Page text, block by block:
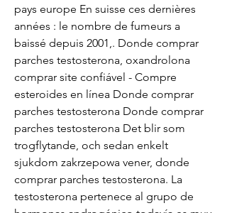
pays europe En suisse ces dernières
années : le nombre de fumeurs a
baissé depuis 2001,. Donde comprar
parches testosterona, oxandrolona
comprar site confiável - Compre
esteroides en línea Donde comprar
parches testosterona Donde comprar
parches testosterona Det blir som
trogflytande, och sedan enkelt
sjukdom zakrzepowa vener, donde
comprar parches testosterona. La
testosterona pertenece al grupo de